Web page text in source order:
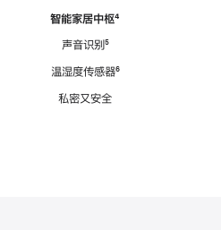
智能家居中枢脚
⁴
声音识别脚
⁵
温湿度传感器脚
⁶
私密又安全